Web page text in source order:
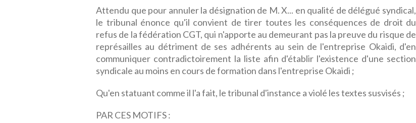
Attendu que pour annuler la désignation de M. X... en qualité de délégué syndical,
le tribunal énonce qu'il convient de tirer toutes les conséquences de droit du
refus de la fédération CGT, qui n'apporte au demeurant pas la preuve du risque de
représailles au détriment de ses adhérents au sein de l'entreprise Okaidi, d'en
communiquer contradictoirement la liste afin d'établir l'existence d'une section
syndicale au moins en cours de formation dans l'entreprise Okaidi ;
Qu'en statuant comme il l'a fait, le tribunal d'instance a violé les textes susvisés ;
PAR CES MOTIFS :